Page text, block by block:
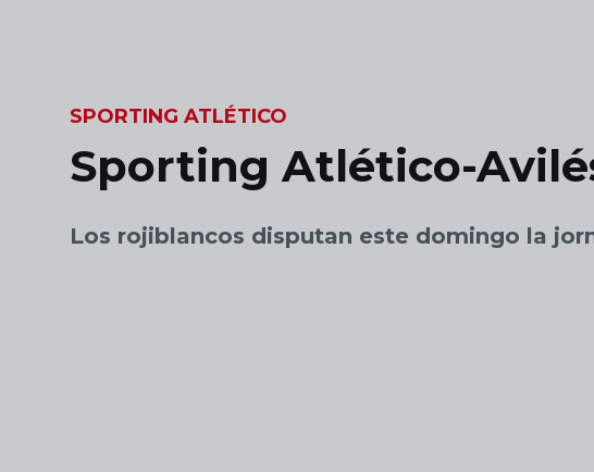
SPORTING ATLÉTICO
Sporting Atlético-
Los rojiblancos disputan este domingo la